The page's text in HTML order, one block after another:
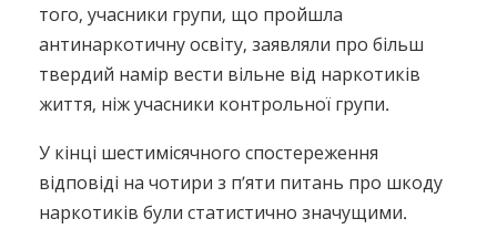
того, учасники групи, що пройшла
антинаркотичну освіту, заявляли про більш
твердий намір вести вільне від наркотиків
життя, ніж учасники контрольної групи.
У кінці шестимісячного спостереження
відповіді на чотири з п’яти питань про шкоду
наркотиків були статистично значущими.